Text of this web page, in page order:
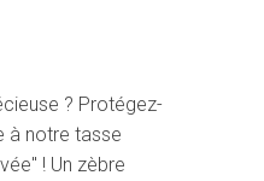
? Protégez-
à notre tasse
! Un zèbre